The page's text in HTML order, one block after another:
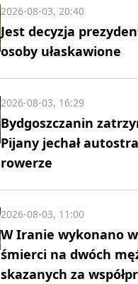
Jest decyzja
osoby ułaskawione
2026-08-03, 20:40
Bydgoszczanin
Pijany jechał
rowerze
2026-08-03, 16:29
W Iranie wykonano
śmierci na dwóch
skazanych za
2026-08-03, 11:00